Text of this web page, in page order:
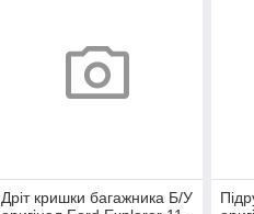
Дріт кришки багажника Б/У